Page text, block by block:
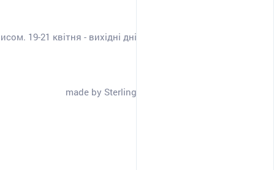
19-21 квітня - вихідні дні
made by Sterling